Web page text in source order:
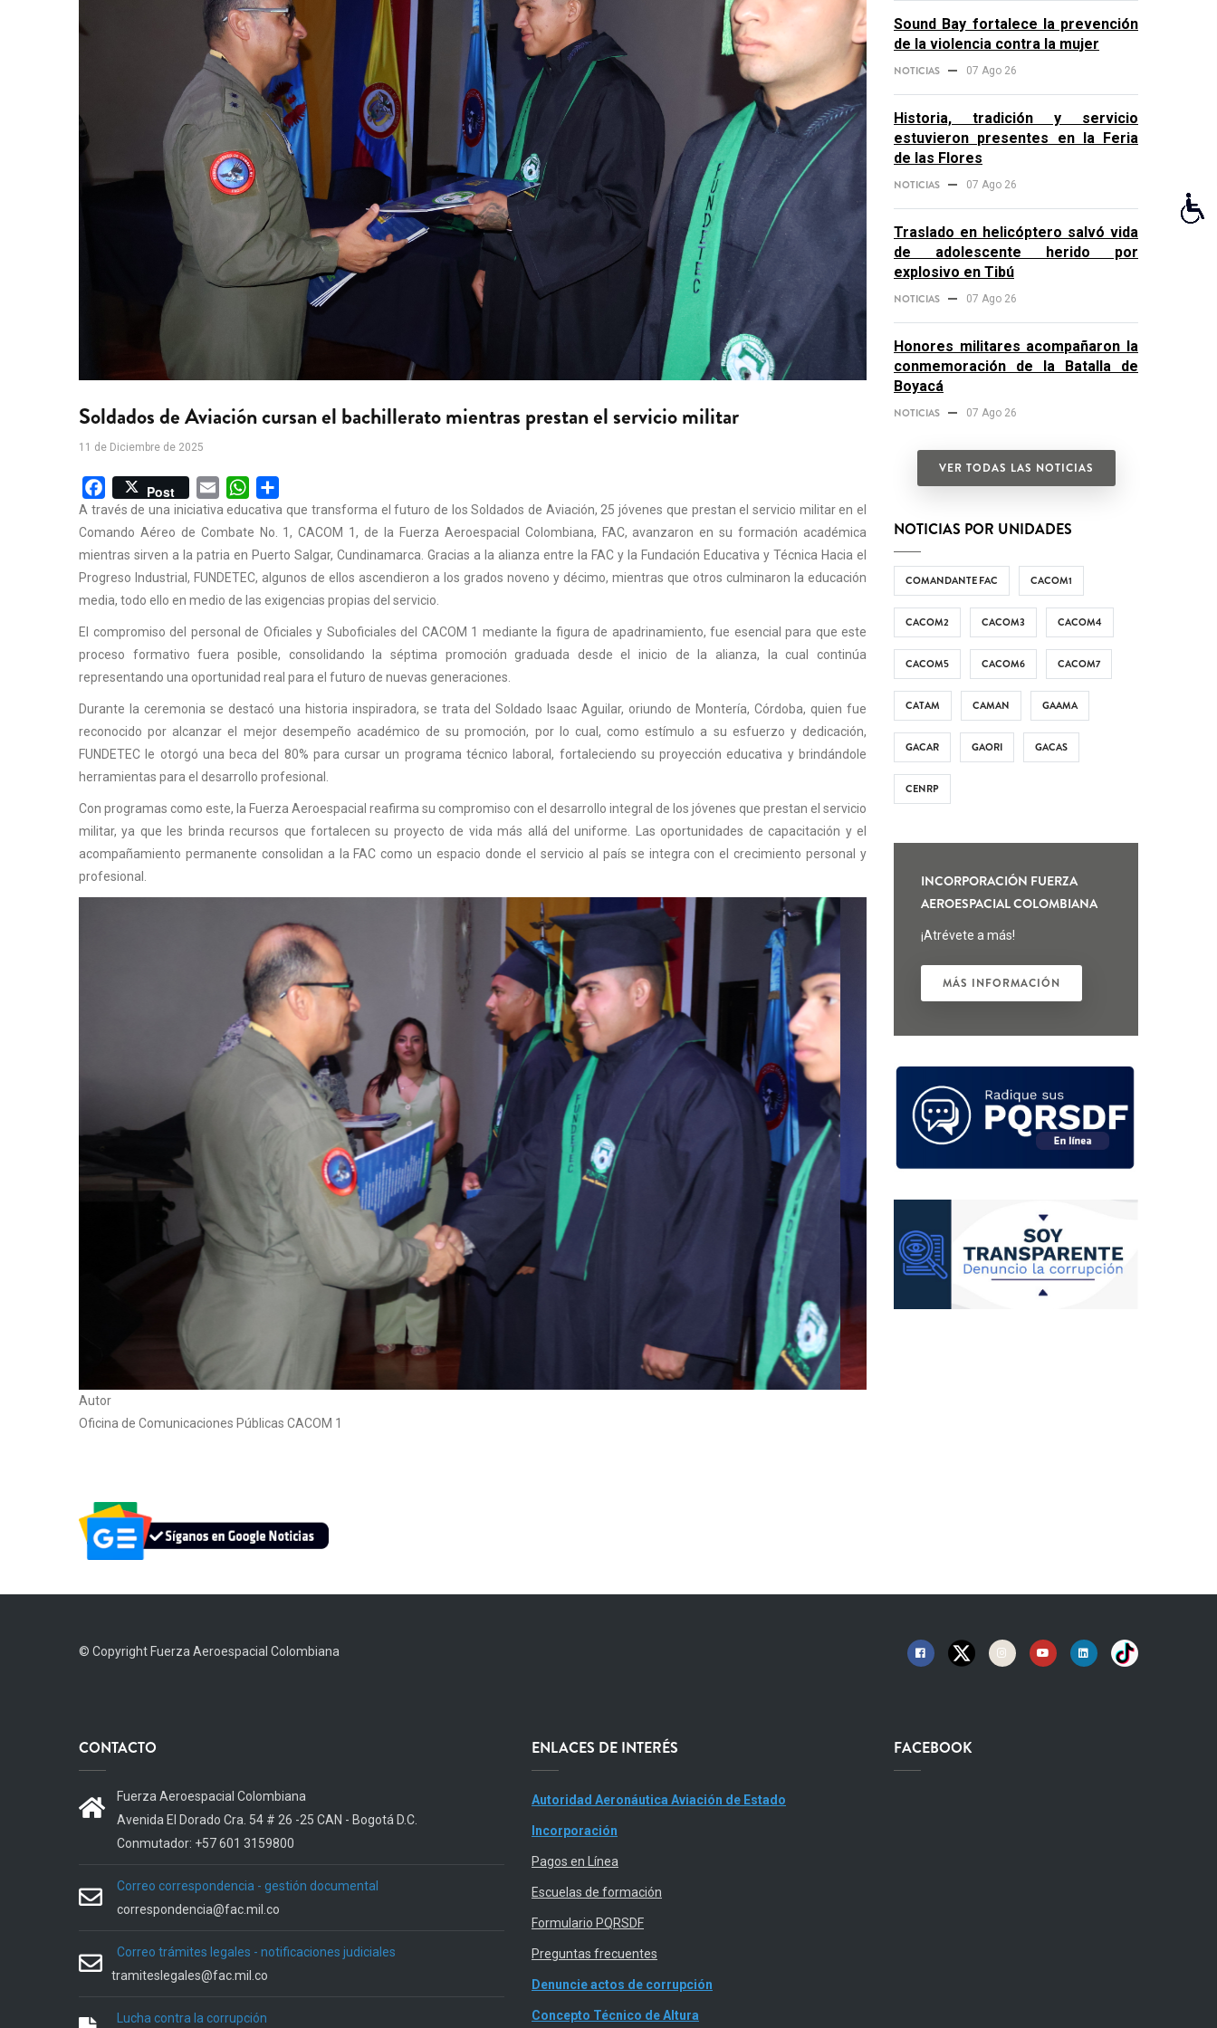
Soldados de Aviación cursan el bachillerato mientras prestan el servicio militar
11 de Diciembre de 2025
Facebook
Post Email WhatsApp
A través de una iniciativa educativa que transforma el futuro de los Soldados de Aviación, 25 jóvenes que prestan el servicio militar en el
Comando Aéreo de Combate No. 1, CACOM 1, de la Fuerza Aeroespacial Colombiana, FAC, avanzaron en su formación académica
mientras sirven a la patria en Puerto Salgar, Cundinamarca. Gracias a la alianza entre la FAC y la Fundación Educativa y Técnica Hacia el
Progreso Industrial, FUNDETEC, algunos de ellos ascendieron a los grados noveno y décimo, mientras que otros culminaron la educación
media, todo ello en medio de las exigencias propias del servicio.
El compromiso del personal de Oficiales y Suboficiales del CACOM 1 mediante la figura de apadrinamiento, fue esencial para que este
proceso formativo fuera posible, consolidando la séptima promoción graduada desde el inicio de la alianza, la cual continúa
representando una oportunidad real para el futuro de nuevas generaciones.
Durante la ceremonia se destacó una historia inspiradora, se trata del Soldado Isaac Aguilar, oriundo de Montería, Córdoba, quien fue
reconocido por alcanzar el mejor desempeño académico de su promoción, por lo cual, como estímulo a su esfuerzo y dedicación,
FUNDETEC le otorgó una beca del 80% para cursar un programa técnico laboral, fortaleciendo su proyección educativa y brindándole
herramientas para el desarrollo profesional.
Con programas como este, la Fuerza Aeroespacial reafirma su compromiso con el desarrollo integral de los jóvenes que prestan el servicio
militar, ya que les brinda recursos que fortalecen su proyecto de vida más allá del uniforme. Las oportunidades de capacitación y el
acompañamiento permanente consolidan a la FAC como un espacio donde el servicio al país se integra con el crecimiento personal y
profesional.
Autor
Oficina de Comunicaciones Públicas CACOM 1
Sound Bay fortalece la prevención
de la violencia contra la mujer
NOTICIAS 07 Ago 26
Historia, tradición y servicio
estuvieron presentes en la Feria
de las Flores
NOTICIAS 07 Ago 26
Traslado en helicóptero salvó vida
de adolescente herido por
explosivo en Tibú
NOTICIAS 07 Ago 26
Honores militares acompañaron la
conmemoración de la Batalla de
Boyacá
NOTICIAS 07 Ago 26
VER TODAS LAS NOTICIAS
NOTICIAS POR UNIDADES
COMANDANTE FAC CACOM1
CACOM2 CACOM3 CACOM4
CACOM5 CACOM6 CACOM7
CATAM CAMAN GAAMA
GACAR GAORI GACAS
CENRP
INCORPORACIÓN FUERZA
AEROESPACIAL COLOMBIANA
¡Atrévete a más!
MÁS INFORMACIÓN
© Copyright Fuerza Aeroespacial Colombiana
CONTACTO
Fuerza Aeroespacial Colombiana
Avenida El Dorado Cra. 54 # 26 -25 CAN - Bogotá D.C.
Conmutador: +57 601 3159800
Correo correspondencia - gestión documental
correspondencia@fac.mil.co
Correo trámites legales - notificaciones judiciales
tramiteslegales@fac.mil.co
Lucha contra la corrupción
ENLACES DE INTERÉS
Autoridad Aeronáutica Aviación de Estado
Incorporación
Pagos en Línea
Escuelas de formación
Formulario PQRSDF
Preguntas frecuentes
Denuncie actos de corrupción
Concepto Técnico de Altura
FACEBOOK